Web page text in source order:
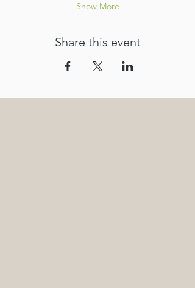
Show More
Share this event